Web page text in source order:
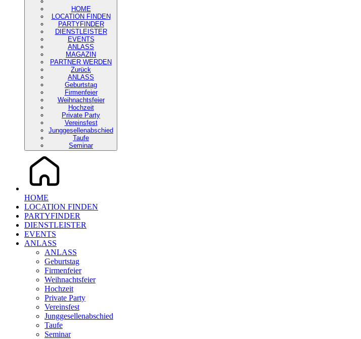
HOME
LOCATION FINDEN
PARTYFINDER
DIENSTLEISTER
EVENTS
ANLASS
MAGAZIN
PARTNER WERDEN
Zurück
ANLASS
Geburtstag
Firmenfeier
Weihnachtsfeier
Hochzeit
Private Party
Vereinsfest
Junggesellenabschied
Taufe
Seminar
HOME
LOCATION FINDEN
PARTYFINDER
DIENSTLEISTER
EVENTS
ANLASS
ANLASS
Geburtstag
Firmenfeier
Weihnachtsfeier
Hochzeit
Private Party
Vereinsfest
Junggesellenabschied
Taufe
Seminar